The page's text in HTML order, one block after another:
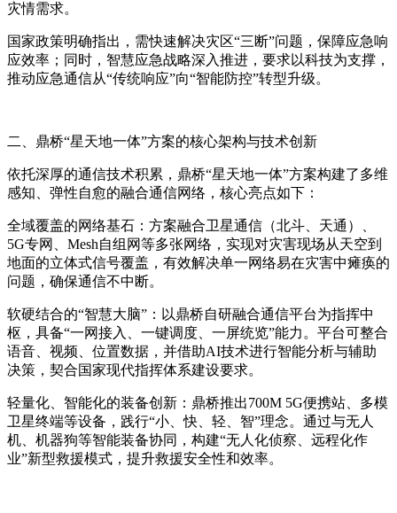
灾情需求。
国家政策明确指出，需快速解决灾区“三断”问题，保障应急响
应效率；同时，智慧应急战略深入推进，要求以科技为支撑，
推动应急通信从“传统响应”向“智能防控”转型升级。
二、鼎桥“星天地一体”方案的核心架构与技术创新
依托深厚的通信技术积累，鼎桥“星天地一体”方案构建了多维
感知、弹性自愈的融合通信网络，核心亮点如下：
全域覆盖的网络基石：方案融合卫星通信（北斗、天通）、
5G专网、Mesh自组网等多张网络，实现对灾害现场从天空到
地面的立体式信号覆盖，有效解决单一网络易在灾害中瘫痪的
问题，确保通信不中断。
软硬结合的“智慧大脑”：以鼎桥自研融合通信平台为指挥中
枢，具备“一网接入、一键调度、一屏统览”能力。平台可整合
语音、视频、位置数据，并借助AI技术进行智能分析与辅助
决策，契合国家现代指挥体系建设要求。
轻量化、智能化的装备创新：鼎桥推出700M 5G便携站、多模
卫星终端等设备，践行“小、快、轻、智”理念。通过与无人
机、机器狗等智能装备协同，构建“无人化侦察、远程化作
业”新型救援模式，提升救援安全性和效率。